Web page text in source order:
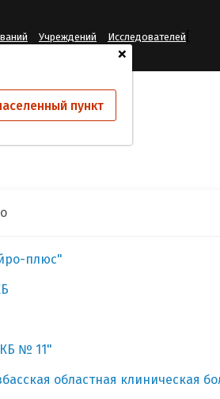
+
пункт
Учреждений Исследователей
плюс"
№ 11"
областная клиническая